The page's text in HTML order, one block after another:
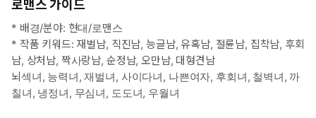
로맨스 가이드
* 배경/분야: 현대/로맨스
* 작품 키워드: 재벌남, 직진남, 능글남, 유혹남, 절륜남, 집착남, 후회
남, 상처남, 짝사랑남, 순정남, 오만남, 대형견남
뇌섹녀, 능력녀, 재벌녀, 사이다녀, 나쁜여자, 후회녀, 철벽녀, 까
칠녀, 냉정녀, 무심녀, 도도녀, 우월녀